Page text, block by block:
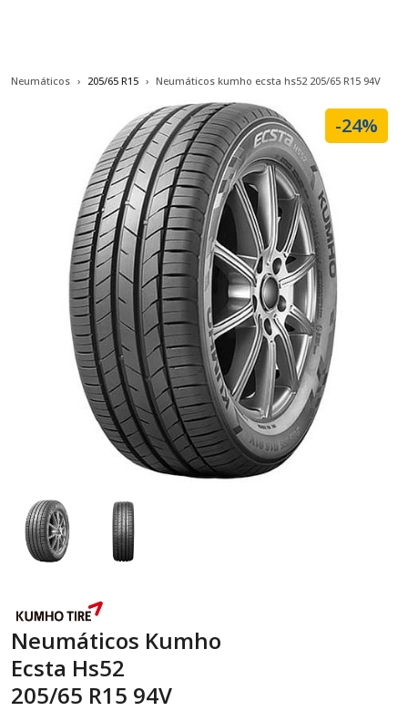
Neumáticos 205/65 R15 Neumáticos kumho ecsta hs52 205/65 R15 94V
-24%
Neumáticos Kumho
Ecsta Hs52
205/65 R15 94V